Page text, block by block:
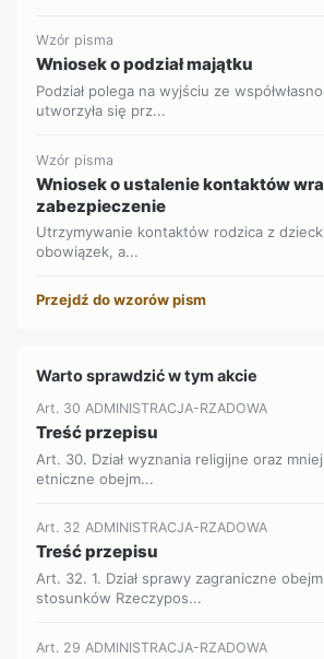
Wzór pisma
Wniosek o podział majątku
Podział polega na wyjściu ze
utworzyła się prz...
Wzór pisma
Wniosek o ustalenie kontaktów
zabezpieczenie
Utrzymywanie kontaktów rodzica z
obowiązek, a...
Przejdź do wzorów pism
Warto sprawdzić w tym akcie
Art. 30 ADMINISTRACJA-RZADOWA
Treść przepisu
Art. 30. Dział wyznania religijne oraz
etniczne obejm...
Art. 32 ADMINISTRACJA-RZADOWA
Treść przepisu
Art. 32. 1. Dział sprawy zagraniczne
stosunków Rzeczypos...
Art. 29 ADMINISTRACJA-RZADOWA